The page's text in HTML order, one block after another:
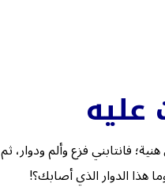
فانتابني فزع وألم
هذا الدوار الذي أصابك؟!